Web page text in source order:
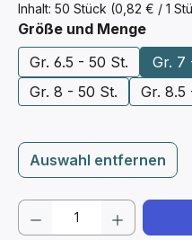
Inhalt: 50 Stück (0,82 € / 1
Größe und Menge
Gr. 6.5 - 50 St.
Gr. 7
Gr. 8 - 50 St.
Gr. 8.5
Auswahl entfernen
Produkt Anzahl: